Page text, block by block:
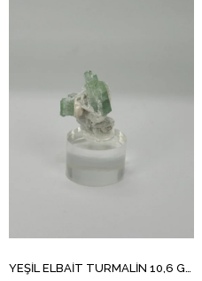
YEŞİL ELBAİT TURMALİN 10,6 GR.